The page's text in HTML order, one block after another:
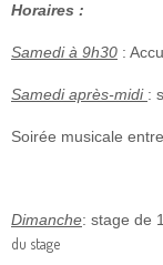
Horaires :
Samedi à 9h30 :
Samedi après-midi :
Soirée musicale
Dimanche: stage de
du stage